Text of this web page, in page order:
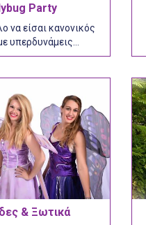
Party
να είσαι κανονικός
υπερδυνάμεις…
& Ξωτικά